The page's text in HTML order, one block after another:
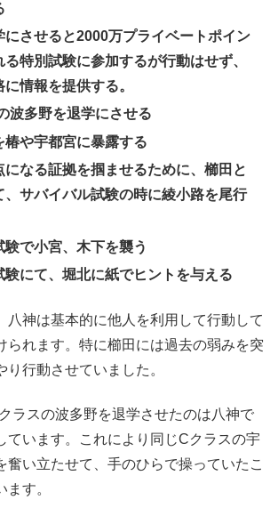
にさせると2000万プライベートポイン
る特別試験に参加するが行動はせず、
情報を提供する。
波多野を退学にさせる
椿や宇都宮に暴露する
になる証拠を掴ませるために、櫛田と
、サバイバル試験の時に綾小路を尾行
験で小宮、木下を襲う
験にて、堀北に紙でヒントを与える
八神は基本的に他人を利用して行動して
られます。特に櫛田には過去の弱みを突
り行動させていました。
ラスの波多野を退学させたのは八神で
ています。これにより同じCクラスの宇
奮い立たせて、手のひらで操っていたこ
す。